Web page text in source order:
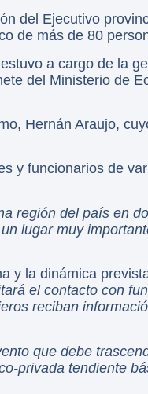
del Ejecutivo
de más de 80
a cargo de la
del Ministerio de
Hernán Araujo,
y funcionarios de
región del país en
lugar muy
y la dinámica
el contacto con
reciban
que debe
privada tendiente